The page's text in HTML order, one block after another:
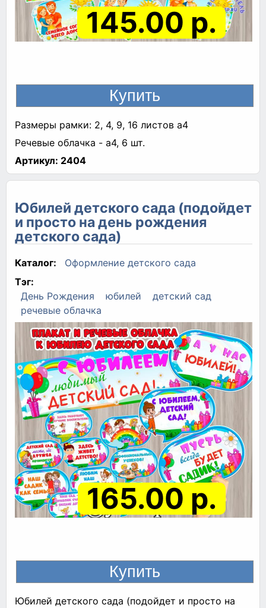
145.00 р.
Размеры рамки: 2, 4, 9, 16 листов а4
Речевые облачка - а4, 6 шт.
Артикул: 2404
Юбилей детского сада (подойдет
и просто на день рождения
детского сада)
Каталог:
Оформление детского сада
Тэг:
День Рождения
юбилей
детский сад
речевые облачка
165.00 р.
Юбилей детского сада (подойдет и просто на